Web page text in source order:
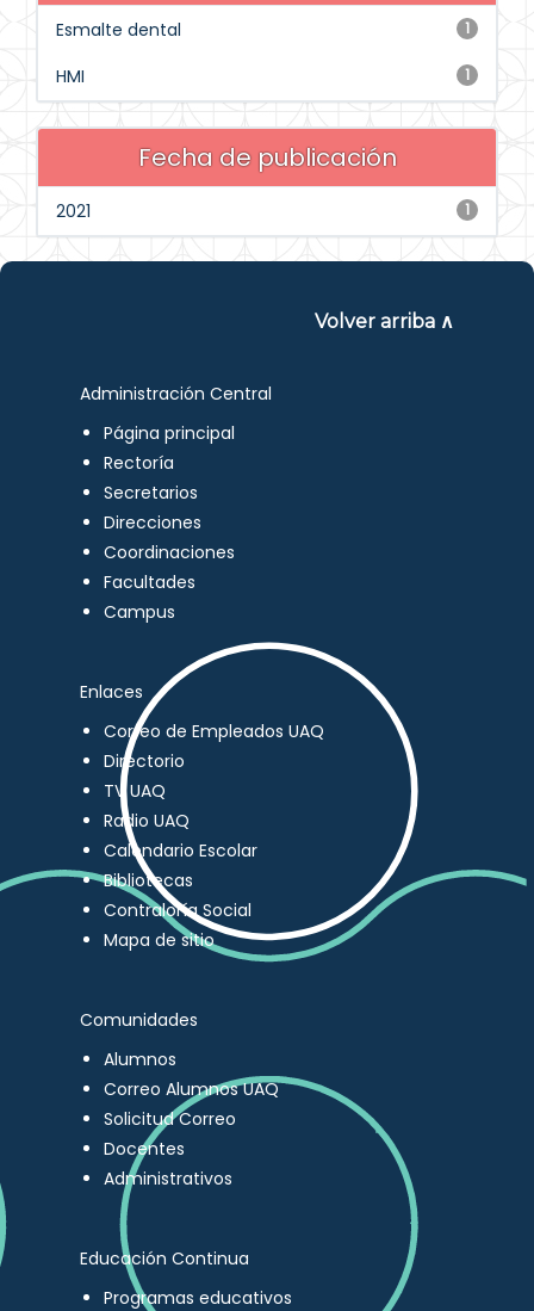
1
Esmalte dental
1
HMI
Fecha de publicación
1
2021
Volver arriba ∧
Administración Central
Página principal
Rectoría
Secretarios
Direcciones
Coordinaciones
Facultades
Campus
Enlaces
Correo de Empleados UAQ
Directorio
TV UAQ
Radio UAQ
Calendario Escolar
Bibliotecas
Contraloría Social
Mapa de sitio
Comunidades
Alumnos
Correo Alumnos UAQ
Solicitud Correo
Docentes
Administrativos
Educación Continua
Programas educativos